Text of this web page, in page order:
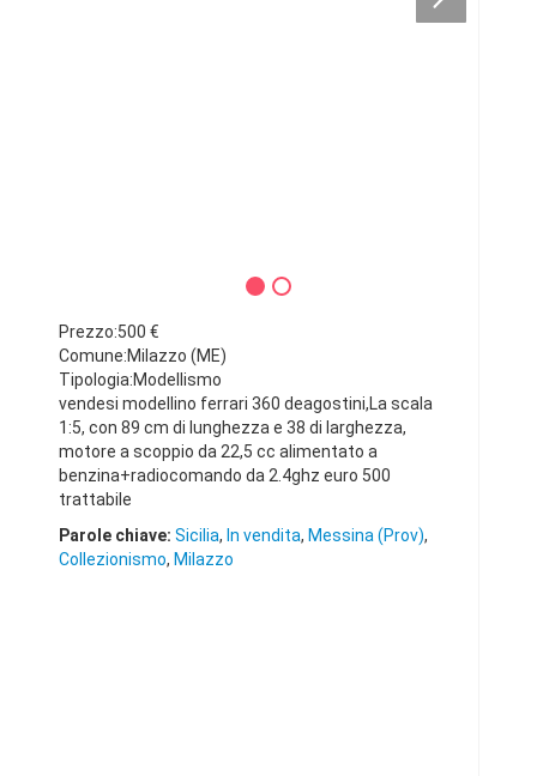
Prezzo:500 €
Comune:Milazzo (ME)
Tipologia:Modellismo
vendesi modellino ferrari 360 deagostini,La scala
1:5, con 89 cm di lunghezza e 38 di larghezza,
motore a scoppio da 22,5 cc alimentato a
benzina+radiocomando da 2.4ghz euro 500
trattabile
Parole chiave: Sicilia, In vendita, Messina (Prov),
Collezionismo, Milazzo